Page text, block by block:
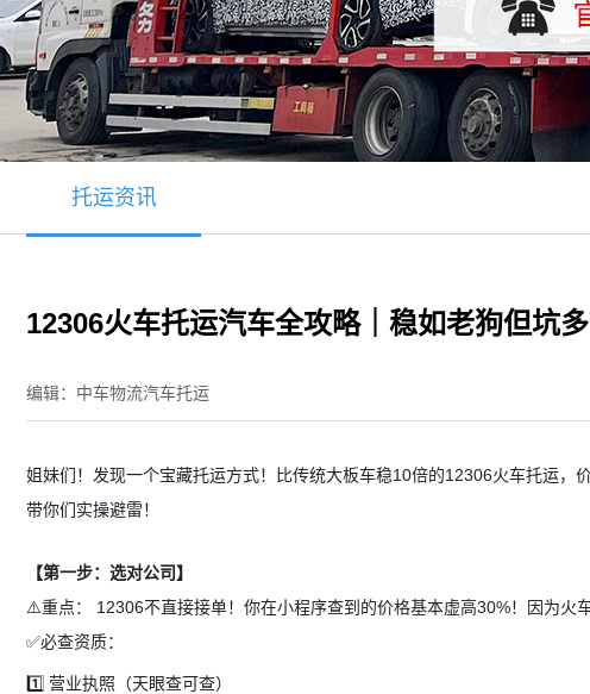
托运资讯
12306火车托运汽车全攻略｜稳如老狗但坑
编辑：中车物流汽车托运
姐妹们！发现一个宝藏托运方式！比传统大板车稳10倍的12306火车托运，
带你们实操避雷！
【第一步：选对公司】
⚠️重点：
12306不直接接单！你在小程序查到的价格基本虚高30%！因为火
✅必查资质：
1️⃣ 营业执照（天眼查可查）